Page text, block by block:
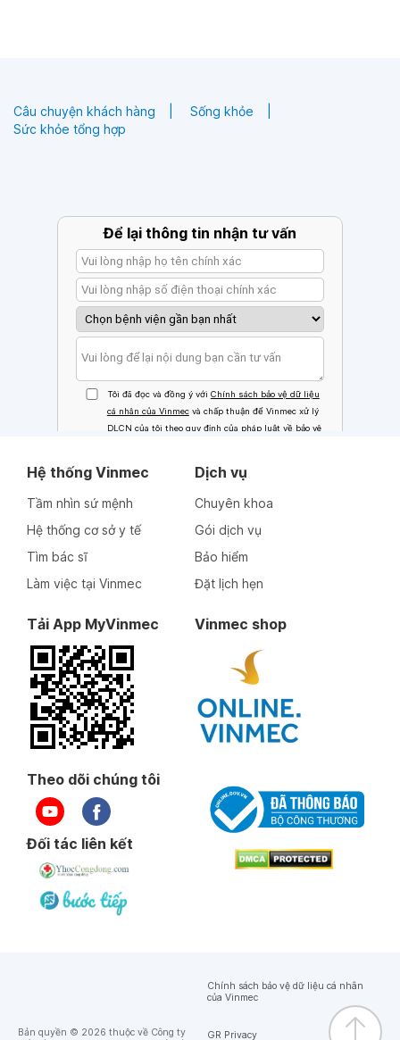
Câu chuyện khách hàng
Sống khỏe
Sức khỏe tổng hợp
Hệ thống Vinmec
Tầm nhìn sứ mệnh
Hệ thống cơ sở y tế
Tìm bác sĩ
Làm việc tại Vinmec
Dịch vụ
Chuyên khoa
Gói dịch vụ
Bảo hiểm
Đặt lịch hẹn
Tải App MyVinmec Vinmec shop
Theo dõi chúng tôi
Đối tác liên kết
Bản quyền © 2026 thuộc về Công ty
Chính sách bảo vệ dữ liệu cá nhân
của Vinmec
GR Privacy